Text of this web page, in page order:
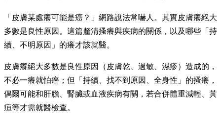
「皮膚某處癢可能是癌？」網路說法常嚇人。其實皮膚癢絕大
多數是良性原因。這篇釐清搔癢與疾病的關係，以及哪些「持
續、不明原因」的癢才該就醫。
皮膚癢絕大多數是良性原因（皮膚乾、過敏、濕疹）造成的，
不必一癢就怕癌；但「持續、找不到原因、全身性」的搔癢，
偶爾可能和肝膽、腎臟或血液疾病有關，若合併體重減輕、黃
疸等才需就醫檢查。